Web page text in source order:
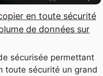
en toute sécurité
de données sur
sécurisée permettant
toute sécurité un grand